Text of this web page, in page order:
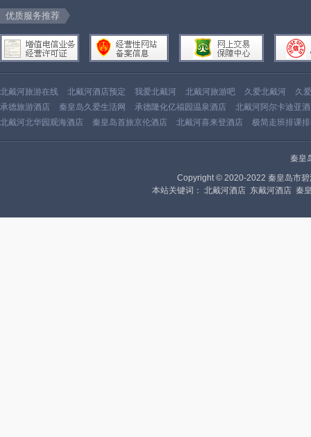
优质服务推荐
北戴河旅游在线 北戴河酒店预定 我爱北戴河 北戴河旅游吧 久爱北戴河
久
承德旅游酒店
秦皇岛久爱生活网 承德隆化亿福园温泉酒店
北戴河阿尔卡迪亚
北戴河北华园观海酒店
秦皇岛首旅京伦酒店 北戴河喜来登酒店 极简走班排课
秦皇
Copyright © 2020-2022 秦皇岛市
本站关键词： 北戴河酒店 东戴河酒店 秦